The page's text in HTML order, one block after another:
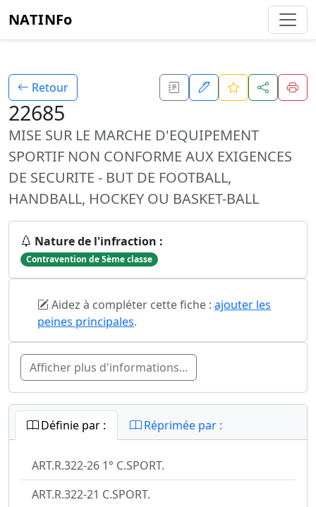
NATINFo
Retour
22685
MISE SUR LE MARCHE D'EQUIPEMENT
SPORTIF NON CONFORME AUX EXIGENCES
DE SECURITE - BUT DE FOOTBALL,
HANDBALL, HOCKEY OU BASKET-BALL
Nature de l'infraction :
Contravention de 5ème classe
Aidez à compléter cette fiche : ajouter les
peines principales.
Afficher plus d'informations...
Définie par : Réprimée par :
ART.R.322-26 1° C.SPORT.
ART.R.322-21 C.SPORT.